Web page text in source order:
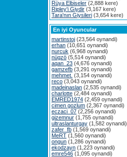
Rüya Elbiseler (2,888 kere)
Ripley'i Giydir (3,167 kere)
Tara'nın Giysileri (3,654 kere)
En iyi Oyuncular
martinstoj (23,564 oynandi)
erhan (10,651 oynandi)
nurcuk (6,968 oynandi)
nügzö (5,514 oynandi)
aqan_23 (4,676 oynandi)
gamzefb (3,291 oynandi)
mehmet. (3,154 oynandi)
reco (3,043 oynandi)
madeinaslan (2,535 oynandi)
charlotte (2,484 oynandi)
EMRED1974 (2,459 oynandi)
cimen gozlum (2,367 oynandi)
eczaci_07 (2,256 oynandi)
gizemnur (1,755 oynandi)
ultraslanturgay (1,582 oynandi)
zafer_fb (1,569 oynandi)
MeRT (1,560 oynandi)
ongun (1,286 oynandi)
ekodzayn (1,223 oynandi)
emre546 (1,095 oynandi)